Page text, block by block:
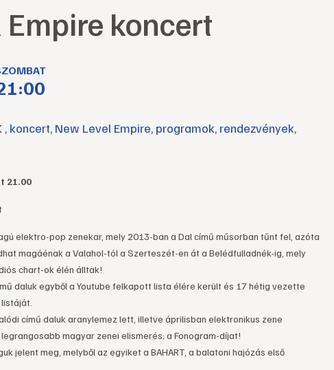
Empire koncert
, koncert, New Level Empire, programok, rendezvények,
21.00
elektro-pop zenekar, mely 2013-ban a Dal című műsorban tűnt fel, azóta
magáénak a Valahol-tól a Szerteszét-en át a Belédfulladnék-ig, mely
chart-ok élén álltak!
daluk egyből a Youtube felkapott lista élére került és 17 hétig vezette
című daluk aranylemez lett, illetve áprilisban elektronikus zene
magyar zenei elismerés; a Fonogram-díjat!
jelent meg, melyből az egyiket a BAHART, a balatoni hajózás első